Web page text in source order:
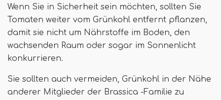
Wenn Sie in Sicherheit sein möchten, sollten Sie
Tomaten weiter vom Grünkohl entfernt pflanzen,
damit sie nicht um Nährstoffe im Boden, den
wachsenden Raum oder sogar im Sonnenlicht
konkurrieren.
Sie sollten auch vermeiden, Grünkohl in der Nähe
anderer Mitglieder der Brassica -Familie zu